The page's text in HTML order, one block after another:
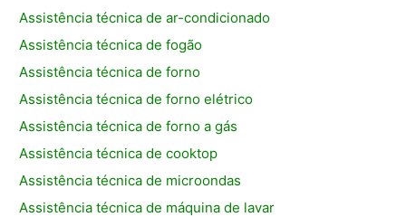
Assistência técnica de ar-condicionado
Assistência técnica de fogão
Assistência técnica de forno
Assistência técnica de forno elétrico
Assistência técnica de forno a gás
Assistência técnica de cooktop
Assistência técnica de microondas
Assistência técnica de máquina de lavar